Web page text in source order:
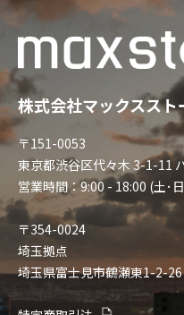
株式会社マックススト
〒151-0053
東京都渋谷区代々木 3-1-11
営業時間：9:00 - 18:00 (土･
〒354-0024
埼玉拠点
埼玉県富士見市鶴瀬東1-2-26